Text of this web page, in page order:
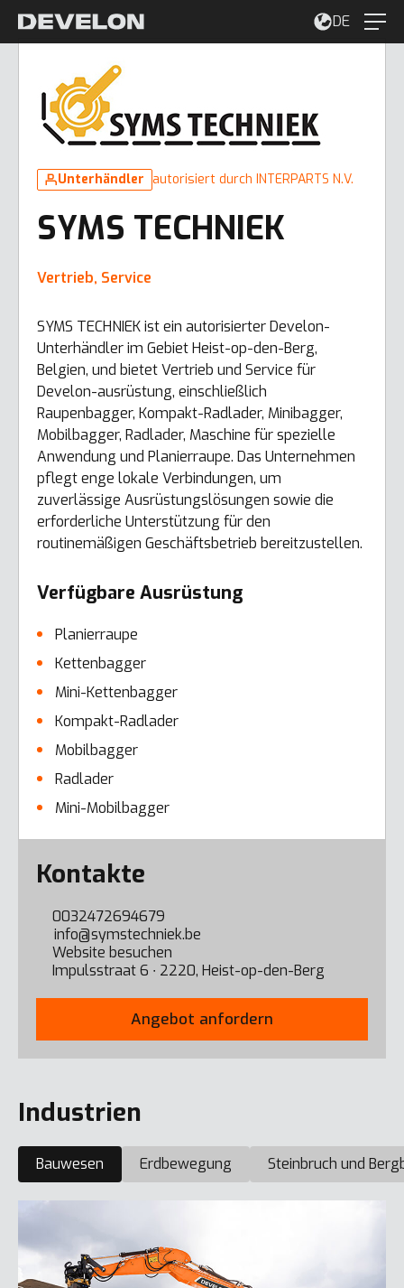
DE
Unterhändler autorisiert durch INTERPARTS N.V.
SYMS TECHNIEK
Vertrieb, Service
SYMS TECHNIEK ist ein autorisierter Develon-
Unterhändler im Gebiet Heist-op-den-Berg,
Belgien, und bietet Vertrieb und Service für
Develon-ausrüstung, einschließlich
Raupenbagger, Kompakt-Radlader, Minibagger,
Mobilbagger, Radlader, Maschine für spezielle
Anwendung und Planierraupe. Das Unternehmen
pflegt enge lokale Verbindungen, um
zuverlässige Ausrüstungslösungen sowie die
erforderliche Unterstützung für den
routinemäßigen Geschäftsbetrieb bereitzustellen.
Verfügbare Ausrüstung
Planierraupe
Kettenbagger
Mini-Kettenbagger
Kompakt-Radlader
Mobilbagger
Radlader
Mini-Mobilbagger
Error here
Kontakte
0032472694679
info@symstechniek.be
Website besuchen
Impulsstraat 6 ∙ 2220, Heist-op-den-Berg
Angebot anfordern
Industrien
Bauwesen Erdbewegung Steinbruch und